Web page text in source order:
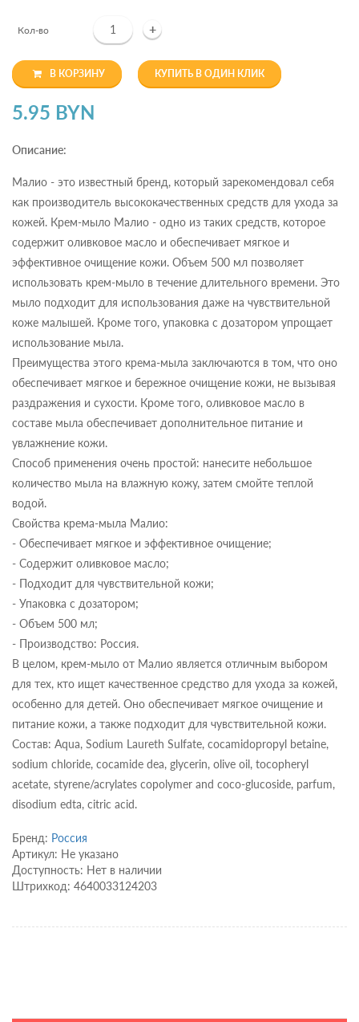
Кол-во +
В КОРЗИНУ КУПИТЬ В ОДИН КЛИК
5.95 BYN
Описание:
Малио - это известный бренд, который зарекомендовал себя
как производитель высококачественных средств для ухода за
кожей. Крем-мыло Малио - одно из таких средств, которое
содержит оливковое масло и обеспечивает мягкое и
эффективное очищение кожи. Объем 500 мл позволяет
использовать крем-мыло в течение длительного времени. Это
мыло подходит для использования даже на чувствительной
коже малышей. Кроме того, упаковка с дозатором упрощает
использование мыла.
Преимущества этого крема-мыла заключаются в том, что оно
обеспечивает мягкое и бережное очищение кожи, не вызывая
раздражения и сухости. Кроме того, оливковое масло в
составе мыла обеспечивает дополнительное питание и
увлажнение кожи.
Способ применения очень простой: нанесите небольшое
количество мыла на влажную кожу, затем смойте теплой
водой.
Свойства крема-мыла Малио:
- Обеспечивает мягкое и эффективное очищение;
- Содержит оливковое масло;
- Подходит для чувствительной кожи;
- Упаковка с дозатором;
- Объем 500 мл;
- Производство: Россия.
В целом, крем-мыло от Малио является отличным выбором
для тех, кто ищет качественное средство для ухода за кожей,
особенно для детей. Оно обеспечивает мягкое очищение и
питание кожи, а также подходит для чувствительной кожи.
Состав: Aqua, Sodium Laureth Sulfate, cocamidopropyl betaine,
sodium chloride, cocamide dea, glycerin, olive oil, tocopheryl
acetate, styrene/acrylates copolymer and coco-glucoside, parfum,
disodium edta, citric acid.
Бренд: Россия
Артикул: Не указано
Доступность: Нет в наличии
Штрихкод: 4640033124203